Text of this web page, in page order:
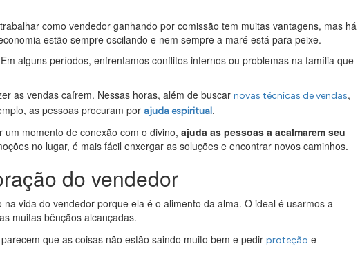
como vendedor ganhando por comissão tem muitas vantagens, mas há
estão sempre oscilando e nem sempre a maré está para peixe.
alguns períodos, enfrentamos conflitos internos ou problemas na família que
as vendas caírem. Nessas horas, além de buscar novas técnicas de vendas,
as pessoas procuram por ajuda espiritual.
momento de conexão com o divino, ajuda as pessoas a acalmarem seu
no lugar, é mais fácil enxergar as soluções e encontrar novos caminhos.
do vendedor
vida do vendedor porque ela é o alimento da alma. O ideal é usarmos a
as muitas bênçãos alcançadas.
que as coisas não estão saindo muito bem e pedir proteção e